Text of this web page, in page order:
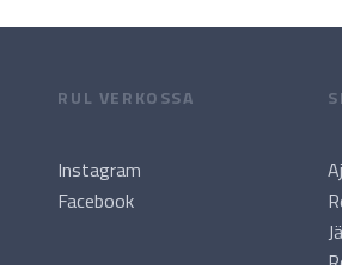
RUL VERKOSSA
Instagram
Facebook